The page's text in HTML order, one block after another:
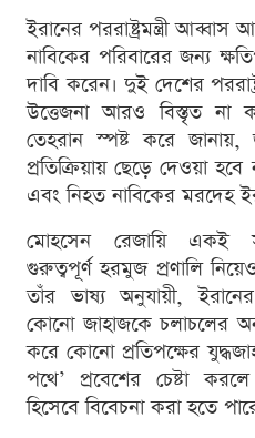
ইরানের পররাষ্ট্রমন্ত্রী
নাবিকের পরিবারের জন্য
দাবি করেন। দুই দেশের
উত্তেজনা আরও বিস্তৃত না
তেহরান স্পষ্ট করে জানায়,
প্রতিক্রিয়ায় ছেড়ে দেওয়া
এবং নিহত নাবিকের মরদেহ
মোহসেন রেজায়ি একই
গুরুত্বপূর্ণ হরমুজ প্রণালি
তাঁর ভাষ্য অনুযায়ী,
কোনো জাহাজকে চলাচলের
করে কোনো প্রতিপক্ষের
পথে’ প্রবেশের চেষ্টা
হিসেবে বিবেচনা করা হতে